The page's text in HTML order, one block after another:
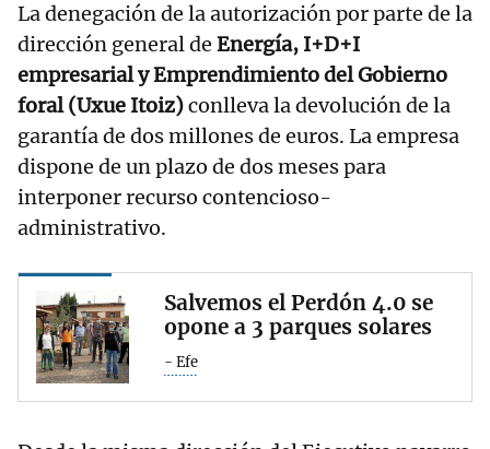
La denegación de la autorización por parte de la
dirección general de Energía, I+D+I
empresarial y Emprendimiento del Gobierno
foral (Uxue Itoiz)conlleva la devolución de la
garantía de dos millones de euros. La empresa
dispone de un plazo de dos meses para
interponer recurso contencioso-
administrativo.
Salvemos el Perdón 4.0 se
opone a 3 parques solares
- Efe